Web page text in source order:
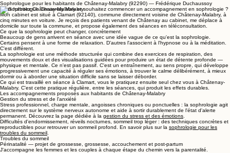
Sophrologue pour les habitants de Châtenay-Malabry (92290) — Frédérique Duchaussoy
Vous habitez Châtenay-Malabry et souhaitez commencer un accompagnement en sophrologie ?
Mon cabinet est situé à Clamart (92140), commune directement voisine de Châtenay-Malabry, à
cinq minutes en voiture. Je reçois des patients venant de Châtenay au cabinet, me déplace à
domicile sur toute la commune, et propose également des séances en téléconsultation.
Ce que la sophrologie peut changer, concrètement
Beaucoup de gens arrivent en séance avec une idée vague de ce qu'est la sophrologie.
Certains pensent à une forme de relaxation. D'autres l'associent à l'hypnose ou à la méditation.
C'est différent.
La sophrologie est une méthode structurée qui combine des exercices de respiration, des
mouvements doux et des visualisations guidées pour produire un état de détente profonde —
physique et mentale. Ce n'est pas passif. C'est un entraînement, au sens propre, qui développe
progressivement une capacité à réguler ses émotions, à trouver le calme délibérément, à mieux
dormir ou à aborder une situation difficile sans se laisser déborder.
Ce qui est travaillé en séance à Clamart, vous le pratiquez ensuite seul chez vous à Châtenay-
Malabry. C'est cette pratique régulière, entre les séances, qui produit les effets durables.
Les accompagnements proposés aux habitants de Châtenay-Malabry
Gestion du stress et de l'anxiété
Stress professionnel, charge mentale, angoisses chroniques ou ponctuelles : la sophrologie agit
directement sur le système nerveux autonome et aide à sortir durablement de l'état d'alerte
permanent. Découvrez la page dédiée à la gestion du stress et des émotions
Difficultés d'endormissement, réveils nocturnes, sommeil trop léger : des techniques concrètes et
reproductibles pour retrouver un sommeil profond. En savoir plus sur la sophrologie pour les
troubles du sommeil
Troubles du sommeil
Périnatalité — projet de grossesse, grossesse, accouchement et post-partum
J'accompagne les femmes et les couples à chaque étape du chemin vers la parentalité.